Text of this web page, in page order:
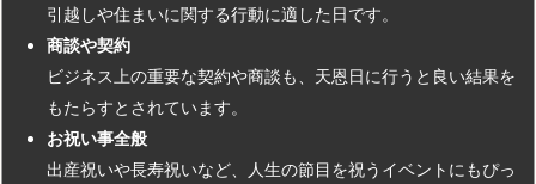
引越しや住まいに関する行動に適した日です。
商談や契約
ビジネス上の重要な契約や商談も、天恩日に行うと良い結果を
もたらすとされています。
お祝い事全般
出産祝いや長寿祝いなど、人生の節目を祝うイベントにもぴっ